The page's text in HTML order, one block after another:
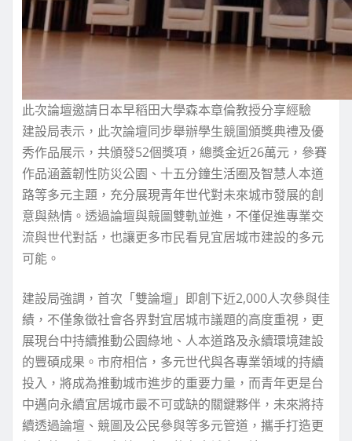
此次論壇邀請日本早稻田大學森本章倫教授分享經驗
建設局表示，此次論壇同步舉辦學生競圖頒獎典禮及優
秀作品展示，共頒發52個獎項，總獎金近26萬元，參賽
作品涵蓋韌性防災公園、十五分鐘生活圈及智慧人本道
路等多元主題，充分展現青年世代對未來城市發展的創
意與熱情。透過論壇與競圖雙軌並進，不僅促進專業交
流與世代對話，也讓更多市民看見宜居城市建設的多元
可能。
建設局強調，首次「雙論壇」即創下近2,000人次參與佳
績，不僅象徵社會各界對宜居城市議題的高度重視，更
展現台中持續推動公園綠地、人本道路及永續環境建設
的豐碩成果。市府相信，多元世代與各專業領域的持續
投入，將成為推動城市進步的重要力量，而青年更是台
中邁向永續宜居城市最不可或缺的關鍵夥伴，未來將持
續透過論壇、競圖及公民參與等多元管道，攜手打造更